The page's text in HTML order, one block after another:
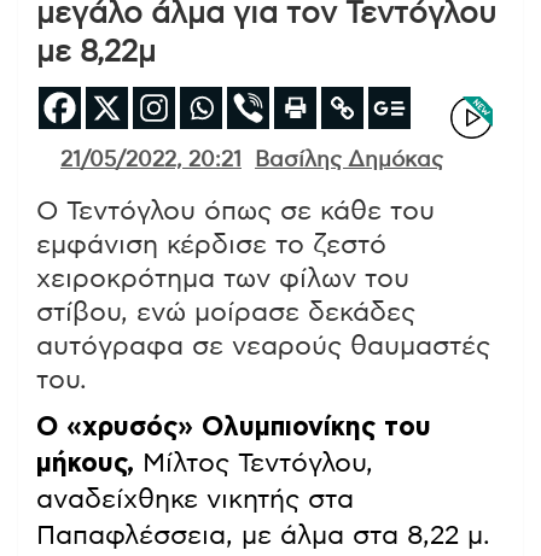
μεγάλο άλμα για τον Τεντόγλου
με 8,22μ
21/05/2022, 20:21 Βασίλης Δημόκας
Ο Τεντόγλου όπως σε κάθε του
εμφάνιση κέρδισε το ζεστό
χειροκρότημα των φίλων του
στίβου, ενώ μοίρασε δεκάδες
αυτόγραφα σε νεαρούς θαυμαστές
του.
Ο «χρυσός» Oλυμπιονίκης του
μήκους, Μίλτος Τεντόγλου,
αναδείχθηκε νικητής στα
Παπαφλέσσεια, με άλμα στα 8,22 μ.